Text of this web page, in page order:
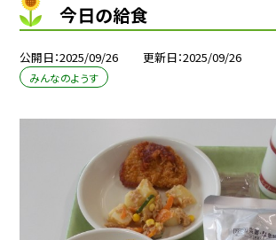
今日の給食
公開日 2025/09/26 更新日 2025/09/26
みんなのようす